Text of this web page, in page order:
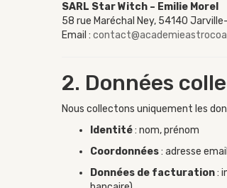
SARL Star Witch – Emilie Morel
58 rue Maréchal Ney, 54140
Email :
2. Données
Nous collectons uniquement les
Identité: nom, prénom
Coordonnées: adresse
Données de facturation: